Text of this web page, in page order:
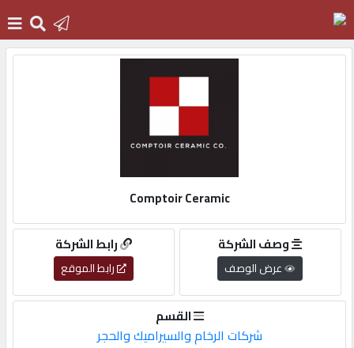
English
Comptoir Ceramic
رابط الشركة
رابط الموقع
وصف الشركة
عرض الوصف
القسم
شركات الرخام والسيراميك والحجر